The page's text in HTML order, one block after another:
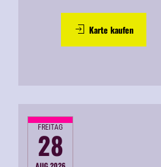
Karte kaufen
FREITAG
28